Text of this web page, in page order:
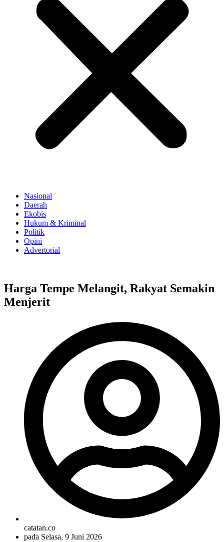
Nasional
Daerah
Ekobis
Hukum & Kriminal
Politik
Opini
Advertorial
Harga Tempe Melangit, Rakyat Semakin
Menjerit
catatan.co
pada Selasa, 9 Juni 2026